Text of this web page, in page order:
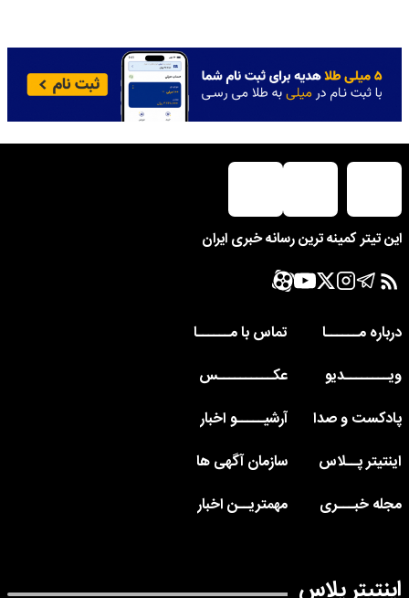
این تیتر کمینه ترین رسانه خبری ایران
درباره مــــــا
تماس با مــــــا
ویــــــــدیو
عکــــــــــس
پادکست و صدا
آرشیـــــو اخبار
اینتیتر پــلاس
سازمان آگهی ها
مجله خبـــری
مهمتریــن اخبار
اینتیتر پلاس